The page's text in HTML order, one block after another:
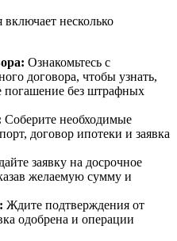
несколько
Ознакомьтесь с
договора, чтобы узнать,
погашение без штрафных
Соберите необходимые
договор ипотеки и заявка
заявку на досрочное
желаемую сумму и
Ждите подтверждения от
одобрена и операции